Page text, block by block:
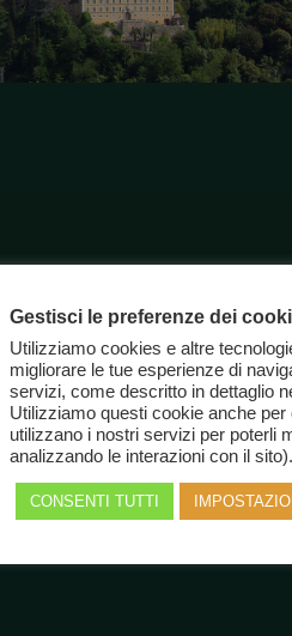
Gestisci le preferenze dei
Utilizziamo cookies e altre
migliorare le tue esperienze di
servizi, come descritto in dettaglio
Utilizziamo questi cookie anche
utilizzano i nostri servizi per poterli
analizzando le interazioni con il sito).
CONSENTI TUTTI